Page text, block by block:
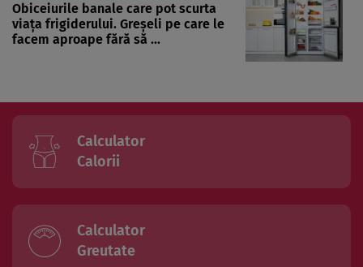
Obiceiurile banale care pot scurta
viața frigiderului. Greșeli pe care le
facem aproape fără să ...
Calculator
Calorii
Calculator
Greutate